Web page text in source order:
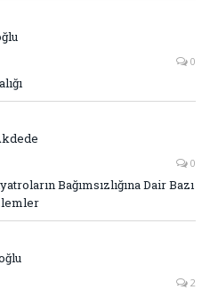
0
0
Bağımsızlığına Dair Bazı
2